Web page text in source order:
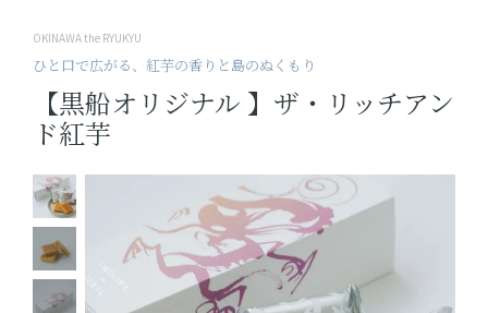
フード
クラフト
つくり手
OKINAWA the RYUKYU
OKINAWA the RYUKYU
ひと口で広がる、紅芋の香りと島のぬくもり
【黒船オリジナル 】ザ・リッチアン
ド紅芋